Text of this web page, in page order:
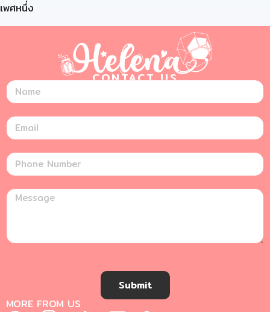
เพศหนึ่ง
CONTACT US
Submit
MORE FROM US